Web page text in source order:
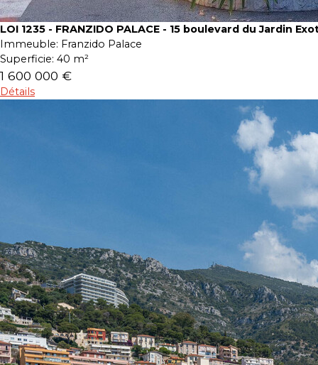
LOI 1235 - FRANZIDO PALACE - 15 boulevard du Jardin
Immeuble: Franzido Palace
Superficie: 40 m²
1 600 000 €
Détails